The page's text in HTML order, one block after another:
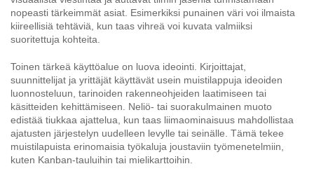
nopeasti tärkeimmät asiat. Esimerkiksi punainen väri voi ilmaista
kiireellisiä tehtäviä, kun taas vihreä voi kuvata valmiiksi
suoritettuja kohteita.
Toinen tärkeä käyttöalue on luova ideointi. Kirjoittajat,
suunnittelijat ja yrittäjät käyttävät usein muistilappuja ideoiden
luonnosteluun, tarinoiden rakenneohjeiden laatimiseen tai
käsitteiden kehittämiseen. Neliö- tai suorakulmainen muoto
edistää tiukkaa ajattelua, kun taas liimaominaisuus mahdollistaa
ajatusten järjestelyn uudelleen levylle tai seinälle. Tämä tekee
muistilapuista erinomaisia työkaluja joustaviin työmenetelmiin,
kuten Kanban-tauluihin tai mielikarttoihin.